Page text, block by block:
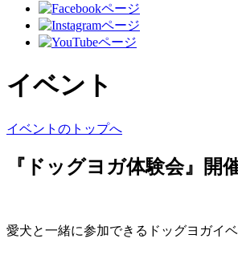
イベント
イベントのトップへ
『ドッグヨガ体験会』開
愛犬と一緒に参加できるドッグヨガイ